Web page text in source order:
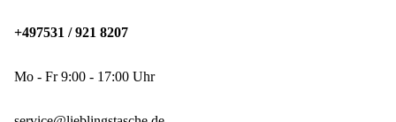
+497531 / 921 8207
Mo - Fr 9:00 - 17:00 Uhr